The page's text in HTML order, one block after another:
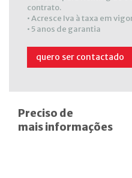
contrato.
• Acresce Iva à taxa em
• 5 anos de garantia
quero ser contactado
Preciso de
mais informações